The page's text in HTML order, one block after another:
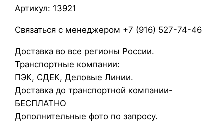
з
у
ш
н
о
г
о
ф
и
Артикул: 13921
Связаться с менеджером +7 (916) 527-74-46
Доставка во все регионы России.
Транспортные компании:
ПЭК, СДЕК, Деловые Линии.
Доставка до транспортной компании-
БЕСПЛАТНО
Дополнительные фото по запросу.